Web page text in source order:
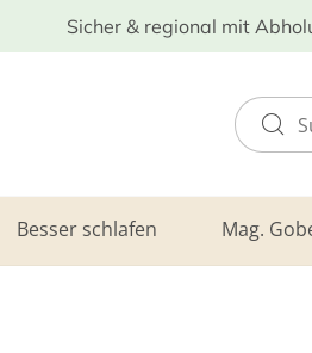
Sicher & regional mit
Besser schlafen Mag.